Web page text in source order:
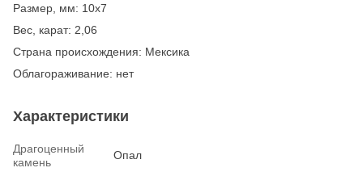
Размер, мм: 10х7
Вес, карат: 2,06
Страна происхождения: Мексика
Облагораживание: нет
Характеристики
Драгоценный
камень
Опал